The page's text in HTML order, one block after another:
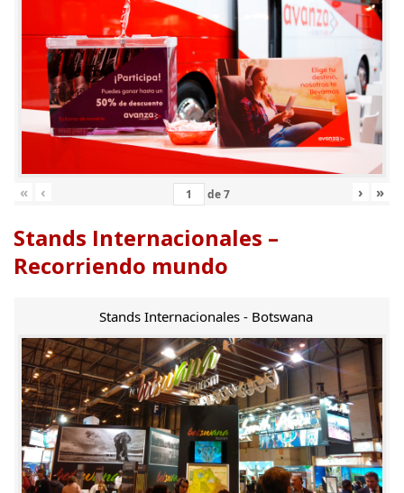
« ‹ de7 › »
Stands Internacionales –
Recorriendo mundo
Stands Internacionales - Botswana